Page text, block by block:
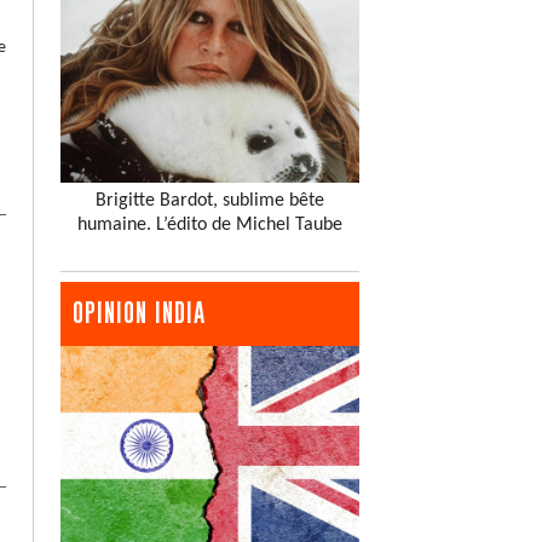
Brigitte Bardot, sublime bête
humaine. L’édito de Michel Taube
OPINION INDIA